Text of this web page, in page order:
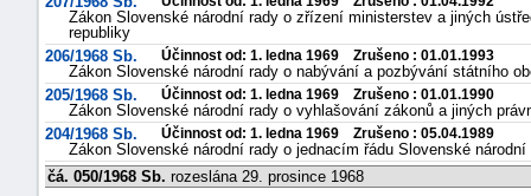
Zákon Slovenské národní rady o zřízení ministerstev a jiných
republiky
206/1968 Sb.
Účinnost od: 1. ledna 1969 Zrušeno : 01.01.1993
Zákon Slovenské národní rady o nabývání a pozbývání státního
205/1968 Sb.
Účinnost od: 1. ledna 1969 Zrušeno : 01.01.1990
Zákon Slovenské národní rady o vyhlašování zákonů a jiných
204/1968 Sb.
Účinnost od: 1. ledna 1969 Zrušeno : 05.04.1989
Zákon Slovenské národní rady o jednacím řádu Slovenské národní
čá. 050/1968 Sb. rozeslána 29. prosince 1968